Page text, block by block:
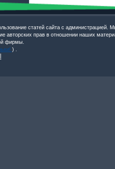
статей сайта с администрацией.
авторских прав в отношении наших
фирмы.
) .